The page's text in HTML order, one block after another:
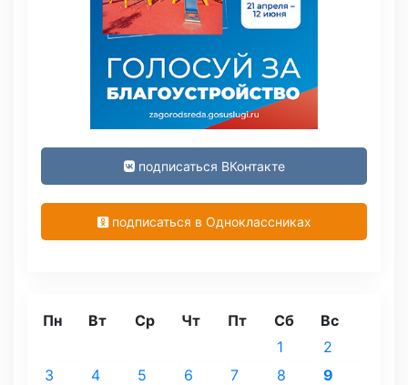
подписаться ВКонтакте
подписаться в Одноклассниках
Пн Вт Ср Чт Пт Сб Вс
1
2
3
4 5 6 7 8
9